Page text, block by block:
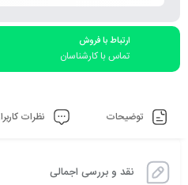
ارتباط با فروش
تماس با کارشناسان
توضیحات نظرات
نقد و بررسی اجمالی